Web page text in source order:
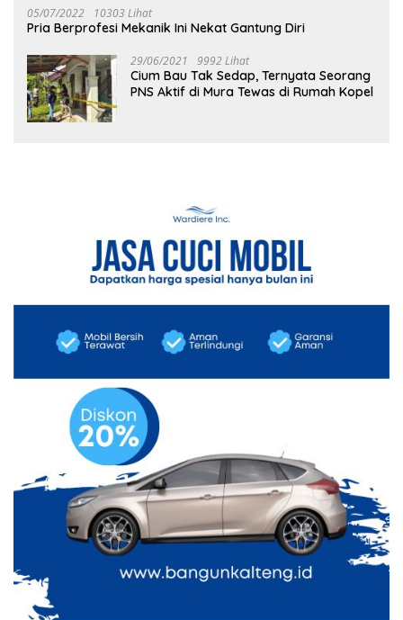
05/07/2022 10303 Lihat
Pria Berprofesi Mekanik Ini Nekat Gantung Diri
29/06/2021 9992 Lihat
Cium Bau Tak Sedap, Ternyata Seorang
PNS Aktif di Mura Tewas di Rumah Kopel